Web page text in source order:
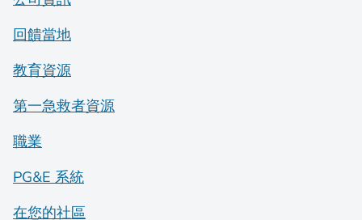
回饋當地
教育資源
第一急救者資源
職業
PG&E 系統
在您的社區